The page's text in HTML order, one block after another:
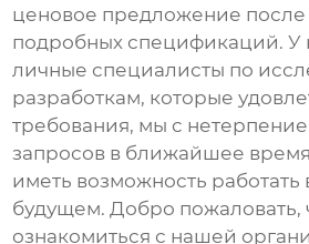
ценовое предложение после
подробных спецификаций. У
личные специалисты по
разработкам, которые
требования, мы с
запросов в ближайшее
иметь возможность работать
будущем. Добро пожаловать,
ознакомиться с нашей